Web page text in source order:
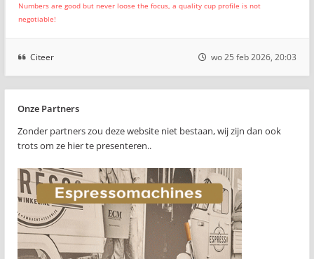
Numbers are good but never loose the focus, a quality cup profile is not
negotiable!
Citeer wo 25 feb 2026, 20:03
Onze Partners
Zonder partners zou deze website niet bestaan, wij zijn dan ook
trots om ze hier te presenteren..